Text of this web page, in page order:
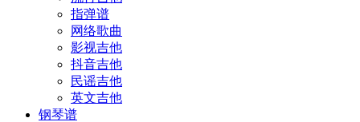
指弹谱
网络歌曲
影视吉他
抖音吉他
民谣吉他
英文吉他
钢琴谱